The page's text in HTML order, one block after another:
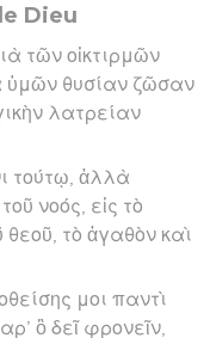
Dieu
τῶν οἰκτιρμῶν
ὑμῶν θυσίαν ζῶσαν
λατρείαν
τούτῳ, ἀλλὰ
νοός, εἰς τὸ
θεοῦ, τὸ ἀγαθὸν καὶ
μοι παντὶ
ὃ δεῖ φρονεῖν,